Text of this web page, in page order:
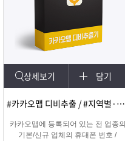
상세보기 담기
#카카오맵 디비추출 / #지역별·키워드별 DB 추출
카카오맵에 등록되어 있는 전 업종의
기본/신규 업체의 휴대폰 번호 /